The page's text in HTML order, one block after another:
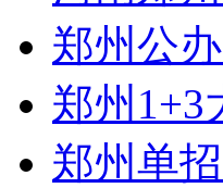
郑州公
郑州1+3
郑州单